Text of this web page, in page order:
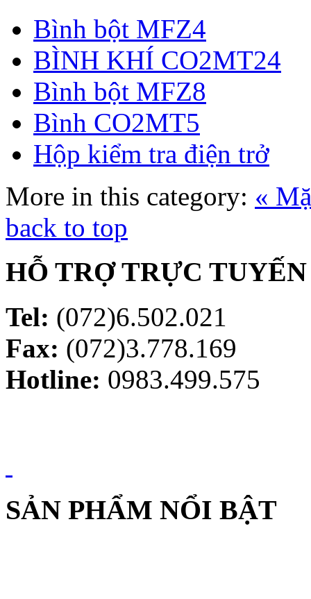
Bình bột MFZ4
BÌNH KHÍ CO2MT24
Bình bột MFZ8
Bình CO2MT5
Hộp kiểm tra điện trở
More in this category: «
back to top
HỖ TRỢ TRỰC TUYẾN
Tel: (072)6.502.021
Fax: (072)3.778.169
Hotline: 0983.499.575
SẢN PHẨM NỔI BẬT